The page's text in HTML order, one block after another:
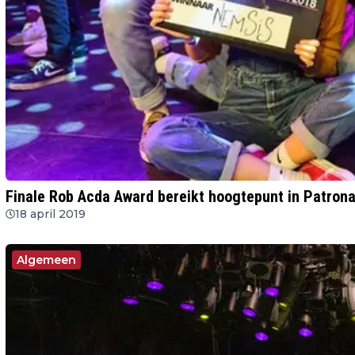
Finale Rob Acda Award bereikt hoogtepunt in
18 april 2019
Algemeen